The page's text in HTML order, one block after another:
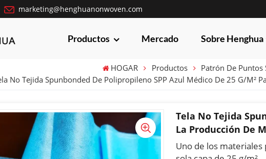
marketing@henghuanonwoven.com
Productos Mercado Sobre Henghua
HOGAR Productos
Patrón De
No Tejida Spunbonded De Polipropileno SPP Azul Médico De 25 G/m²
Tela No Tejida
La Producción De
Uno de los